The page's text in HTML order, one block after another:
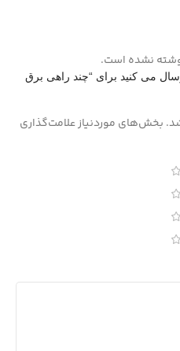
نشده است.
می کنید برای “چند راهی برق
بخش‌های موردنیاز علامت‌گذاری